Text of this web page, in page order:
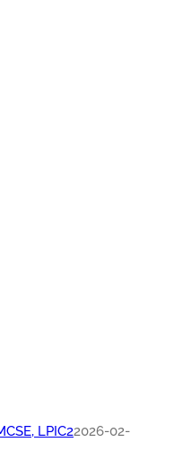
LPIC22026-02-